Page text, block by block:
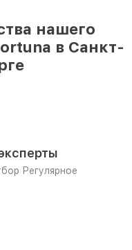
нашего
в Санкт-
Регулярное